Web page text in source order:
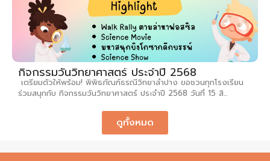
กิจกรรมวันวิทยาศาสตร์ ประจำปี 2568
เตรียมตัวให้พร้อม! พิพิธภัณฑ์ธรณีวิทยาลำปาง ขอชวนทุกโรงเรียน
ร่วมสนุกกับ กิจกรรมวันวิทยาศาสตร์ ประจำปี 2568 วันที่ 15 สิ...
ดูทั้งหมด